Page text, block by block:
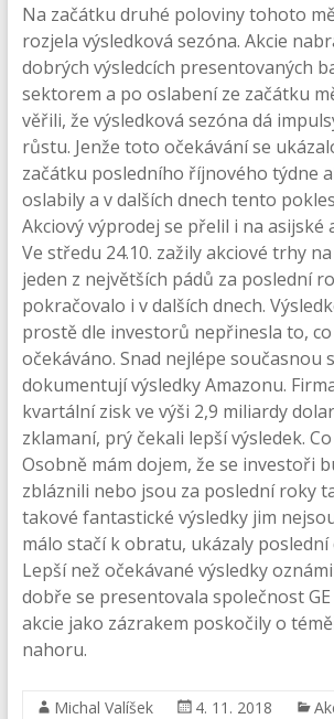
Na začátku druhé poloviny tohoto
rozjela výsledková sezóna. Akcie
dobrých výsledcích presentovaných
sektorem a po oslabení ze začátku
věřili, že výsledková sezóna dá
růstu. Jenže toto očekávání se
začátku posledního říjnového týdne
oslabily a v dalších dnech tento
Akciový výprodej se přelil i na asijské
Ve středu 24.10. zažily akciové trhy
jeden z největších pádů za poslední
pokračovalo i v dalších dnech.
prostě dle investorů nepřinesla to,
očekáváno. Snad nejlépe současnou
dokumentují výsledky Amazonu.
kvartální zisk ve výši 2,9 miliardy
zklamaní, prý čekali lepší výsledek.
Osobně mám dojem, že se investoři
zbláznili nebo jsou za poslední roky
takové fantastické výsledky jim
málo stačí k obratu, ukázaly poslední
Lepší než očekávané výsledky
dobře se presentovala společnost
akcie jako zázrakem poskočily o
nahoru.
Michal Valíšek 4. 11. 2018